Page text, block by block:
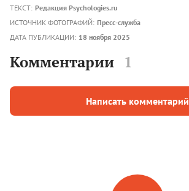
ТЕКСТ: Редакция Psychologies.ru
ИСТОЧНИК ФОТОГРАФИЙ: Пресс-служба
ДАТА ПУБЛИКАЦИИ: 18 ноября 2025
Комментарии 1
Написать комментарий